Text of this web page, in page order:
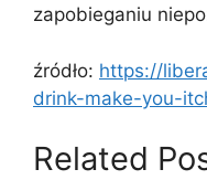
zapobieganiu
źródło: https://
drink-make-you-
Related